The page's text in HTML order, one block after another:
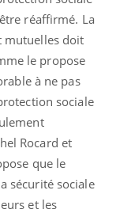
réaffirmé. La
mutuelles doit
le propose
à ne pas
sociale
Rocard et
que le
sécurité sociale
et les